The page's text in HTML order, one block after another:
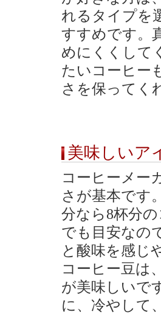
れるタイプを
すすめです。
めにくくして
たいコーヒー
さを保ってく
美味しいア
コーヒーメー
さが基本です
分なら8杯分
でも目安なの
と酸味を感じ
コーヒー豆は
が美味しいで
に、冷やして